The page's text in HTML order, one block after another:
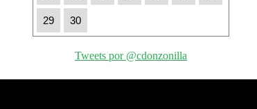
29 30
Tweets por @cdonzonilla